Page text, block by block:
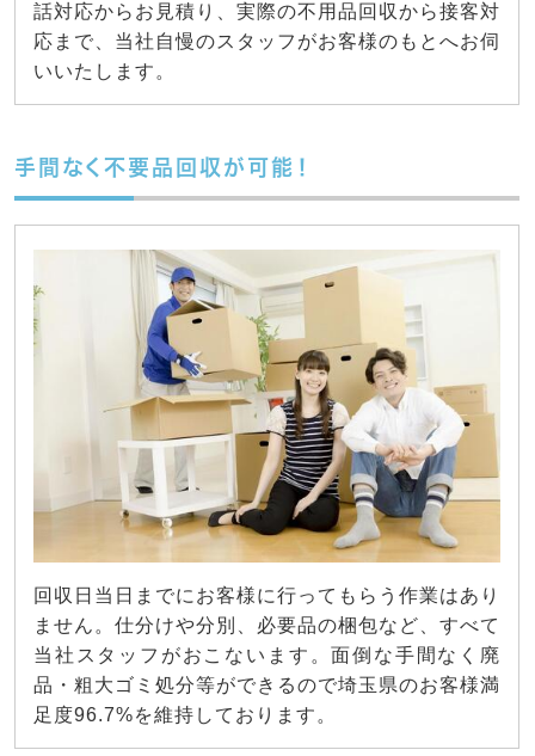
話対応からお見積り、実際の不用品回収から接客対
応まで、当社自慢のスタッフがお客様のもとへお伺
いいたします。
手間なく不要品回収が可能！
回収日当日までにお客様に行ってもらう作業はあり
ません。仕分けや分別、必要品の梱包など、すべて
当社スタッフがおこないます。面倒な手間なく廃
品・粗大ゴミ処分等ができるので埼玉県のお客様満
足度96.7%を維持しております。